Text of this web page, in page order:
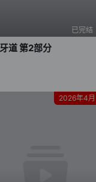
已完结
道 第2部分
2026年4月